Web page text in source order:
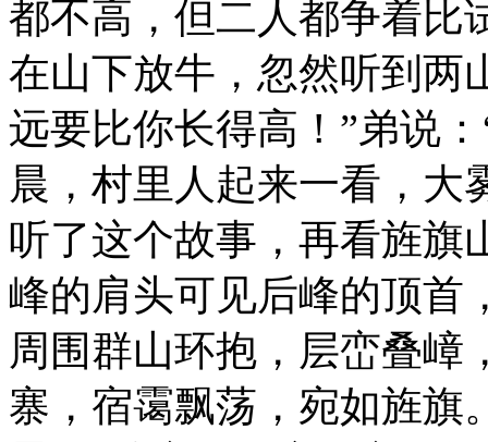
都不高，但二人都争着比
在山下放牛，忽然听到两
远要比你长得高！”弟说
晨，村里人起来一看，大
听了这个故事，再看旌旗
峰的肩头可见后峰的顶首
周围群山环抱，层峦叠嶂
寨，宿霭飘荡，宛如旌旗